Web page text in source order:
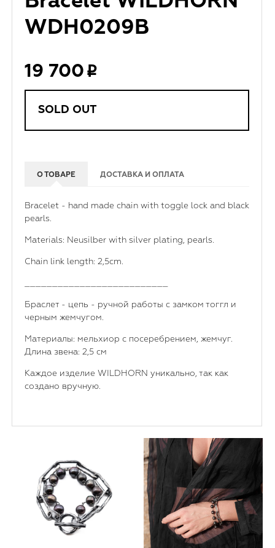
WDH0209B
19 700
SOLD OUT
О ТОВАРЕ ДОСТАВКА И ОПЛАТА
Bracelet - hand made chain with toggle lock and black
pearls.
Materials: Neusilber with silver plating, pearls.
Chain link length: 2,5cm.
Браслет - цепь - ручной работы с замком тоггл и
черным жемчугом.
Материалы: мельхиор с посеребрением, жемчуг.
Длина звена: 2,5 см
Каждое изделие WILDHORN уникально, так как
создано вручную.